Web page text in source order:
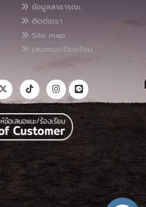
ข้อมูลสาธารณะ
ติดต่อเรา
Site map
เสนอแนะ/ร้องเรียน